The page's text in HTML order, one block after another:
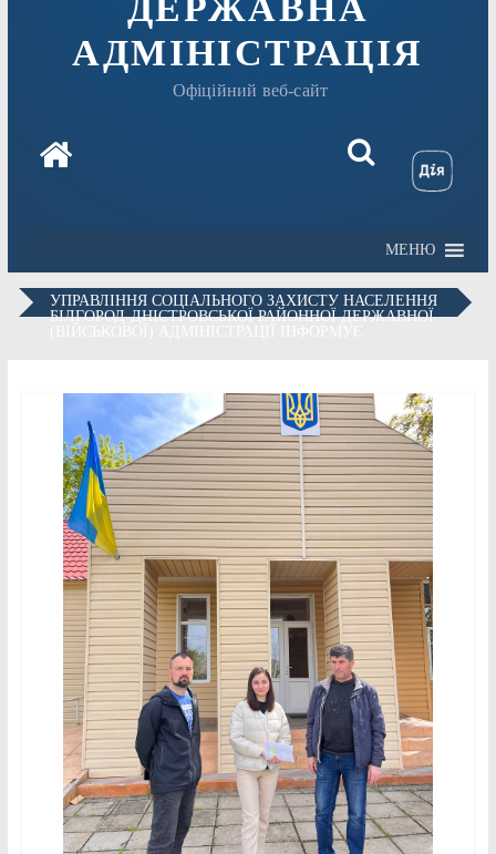
ДЕРЖАВНА
АДМІНІСТРАЦІЯ
Офіційний веб-сайт
МЕНЮ
УПРАВЛІННЯ СОЦІАЛЬНОГО ЗАХИСТУ НАСЕЛЕННЯ
БІЛГОРОД-ДНІСТРОВСЬКОЇ РАЙОННОЇ ДЕРЖАВНОЇ